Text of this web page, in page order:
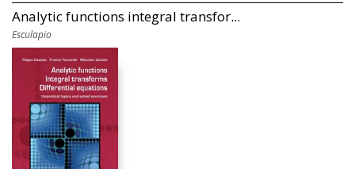
Analytic functions integral transfor...
Esculapio